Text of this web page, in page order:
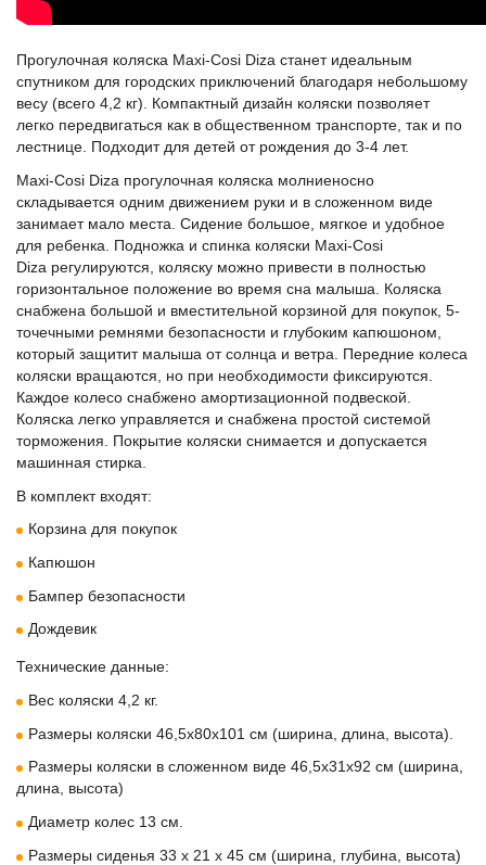
Прогулочная коляска Maxi-Cosi Diza станет идеальным
спутником для городских приключений благодаря небольшому
весу (всего 4,2 кг). Компактный дизайн коляски позволяет
легко передвигаться как в общественном транспорте, так и по
лестнице. Подходит для детей от рождения до 3-4 лет.
Maxi-Cosi Diza прогулочная коляска молниеносно
складывается одним движением руки и в сложенном виде
занимает мало места. Сидение большое, мягкое и удобное
для ребенка. Подножка и спинка коляски Maxi-Cosi
Diza регулируются, коляску можно привести в полностью
горизонтальное положение во время сна малыша. Коляска
снабжена большой и вместительной корзиной для покупок, 5-
точечными ремнями безопасности и глубоким капюшоном,
который защитит малыша от солнца и ветра. Передние колеса
коляски вращаются, но при необходимости фиксируются.
Каждое колесо снабжено амортизационной подвеской.
Коляска легко управляется и снабжена простой системой
торможения. Покрытие коляски снимается и допускается
машинная стирка.
В комплект входят:
Корзина для покупок
Капюшон
Бампер безопасности
Дождевик
Технические данные:
Вес коляски 4,2 кг.
Размеры коляски 46,5x80x101 см (ширина, длина, высота).
Размеры коляски в сложенном виде 46,5x31x92 см (ширина,
длина, высота)
Диаметр колес 13 см.
Размеры сиденья 33 x 21 x 45 см (ширина, глубина, высота)